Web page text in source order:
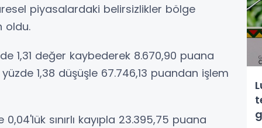
piyasalardaki belirsizlikler bölge
oldu.
1,31 değer kaybederek 8.670,90 puana
1,38 düşüşle 67.746,13 puandan işlem
sınırlı kayıpla 23.395,75 puana